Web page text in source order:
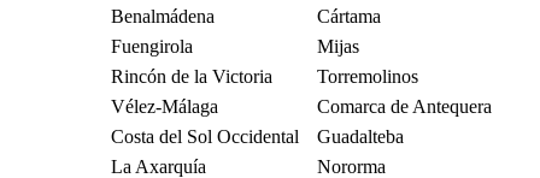
Benalmádena
Cártama
Fuengirola
Mijas
Rincón de la Victoria
Torremolinos
Vélez-Málaga
Comarca de Antequera
Costa del Sol Occidental
Guadalteba
La Axarquía
Nororma